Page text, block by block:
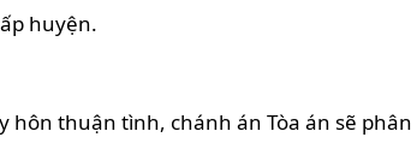
huyện.
hôn thuận tình, chánh án Tòa án sẽ